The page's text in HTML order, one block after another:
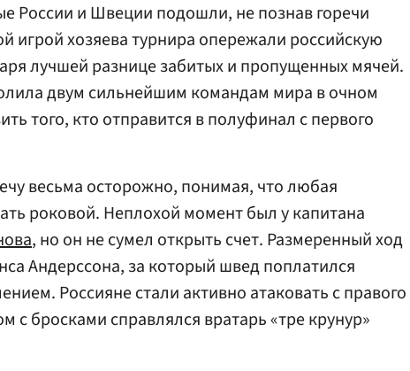
России и Швеции подошли, не познав горечи
игрой хозяева турнира опережали российскую
лучшей разнице забитых и пропущенных мячей.
двум сильнейшим командам мира в очном
того, кто отправится в полуфинал с первого
весьма осторожно, понимая, что любая
роковой. Неплохой момент был у капитана
, но он не сумел открыть счет. Размеренный ход
Андерссона, за который швед поплатился
Россияне стали активно атаковать с правого
с бросками справлялся вратарь «тре крунур»